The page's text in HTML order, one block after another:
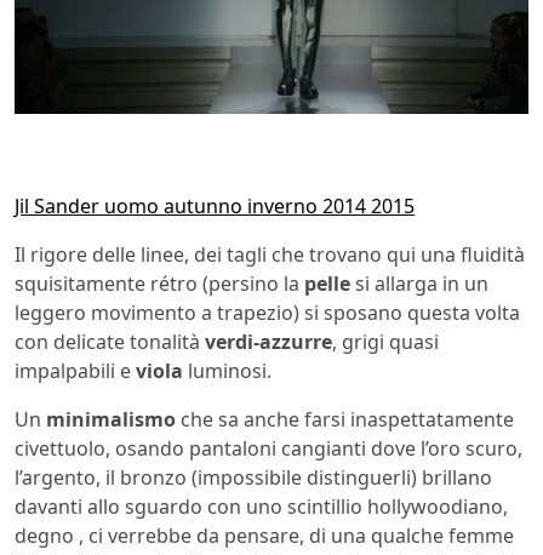
Jil Sander uomo autunno inverno 2014 2015
Il rigore delle linee, dei tagli che trovano qui una fluidità
squisitamente rétro (persino la pellesi allarga in un
leggero movimento a trapezio) si sposano questa volta
con delicate tonalità verdi-azzurre, grigi quasi
impalpabili eviola luminosi.
Un minimalismo che sa anche farsi inaspettatamente
civettuolo, osando pantaloni cangianti dove l’oro scuro,
l’argento, il bronzo (impossibile distinguerli) brillano
davanti allo sguardo con uno scintillio hollywoodiano,
degno , ci verrebbe da pensare, di una qualche femme